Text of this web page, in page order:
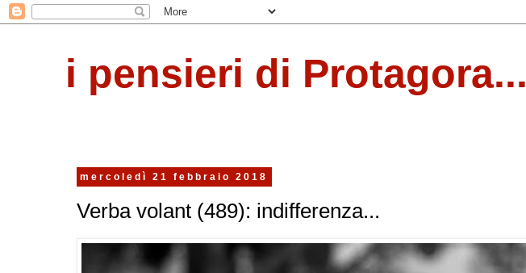
i pensieri di Protagora...
mercoledì 21 febbraio 2018
Verba volant (489): indifferenza...